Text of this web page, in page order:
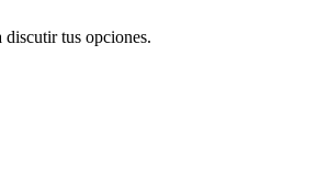
discutir tus opciones.